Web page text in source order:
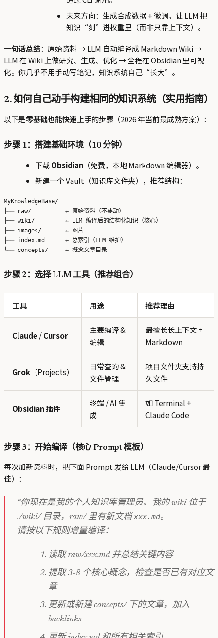
未来方向：生成合成数据 + 微调，让 LLM 把
知识“刻”进权重里（而非只靠上下文）。
一句话总结：原始资料 → LLM 自动编译成 Markdown Wiki →
LLM 在 Wiki 上做研究、生成、优化 → 全程在 Obsidian 里可视
化。你几乎不用手动写笔记，知识系统自己“长大”。
2. 如何自己动手构建相同的知识系统（实用指南）
以下是零基础也能快速上手的步骤（2026 年当前最成熟方案）：
步骤 1：搭建基础环境（10 分钟）
下载Obsidian （免费，本地 Markdown 编辑器）。
新建一个 Vault（知识库文件夹），推荐结构：
MyKnowledgeBase/
├── raw/          ← 原始资料（不要动）
├── wiki/         ← LLM 编译后的结构化知识（核心）
├── images/       ← 图片
├── index.md      ← 总索引（LLM 维护）
步骤 2：选择 LLM 工具（推荐组合）
工具 用途 推荐理由
Claude/Cursor
主要编译 &
编辑
最擅长长上下文 +
Markdown
Grok （Projects）
日常查询 &
文件管理
项目文件夹支持持
久文件
Obsidian 插件
终端 / AI 集
成
如 Terminal +
Claude Code
步骤 3：开始编译（核心 Prompt 模板）
每次加新资料时，把下面 Prompt 发给 LLM（Claude/Cursor 最
佳）：
“你现在是我的个人知识库管理员。我的 wiki 位于
./wiki/ 目录，raw/ 里有新文档 xxx.md。
请按以下规则增量编译：
读取 raw/xxx.md 并总结关键内容
提取 3-8 个核心概念，检查是否已有对应文
章
更新或新建 concepts/ 下的文章，加入
backlinks